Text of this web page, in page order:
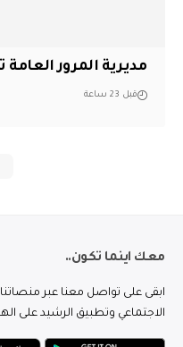
مديرية المرور
قبل 23 ساعة
معك اينما تكون..
ابقى على تواصل معنا عبر
الاجتماعي وتطبيق الرشيد على